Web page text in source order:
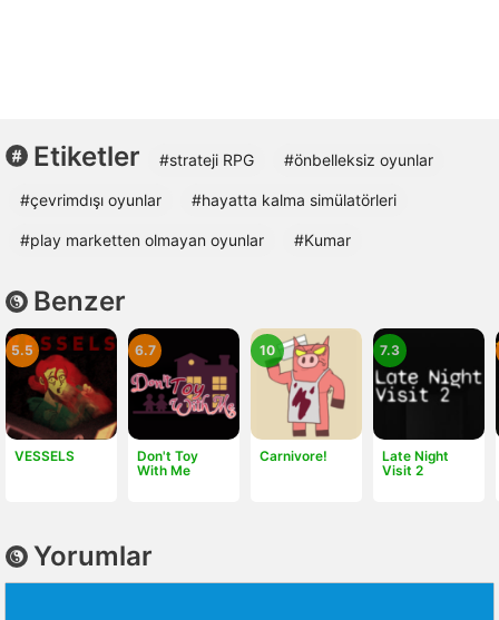
Etiketler #strateji RPG #önbelleksiz oyunlar
#çevrimdışı oyunlar #hayatta kalma simülatörleri
#play marketten olmayan oyunlar #Kumar
Benzer
VESSELS
5.5
Don't Toy
With Me
6.7
Carnivore!
10
Late Night
Visit 2
7.3
Yorumlar